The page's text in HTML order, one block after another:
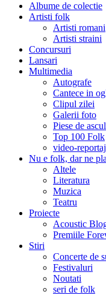
Albume de colectie
Artisti folk
Artisti romani
Artisti straini
Concursuri
Lansari
Multimedia
Autografe
Cantece in
Clipul zilei
Galerii foto
Piese de
Top 100 Folk
video-reportaj
Nu e folk, dar ne
Altele
Literatura
Muzica
Teatru
Proiecte
Acoustic
Premiile
Stiri
Concerte de
Festivaluri
Noutati
seri de folk